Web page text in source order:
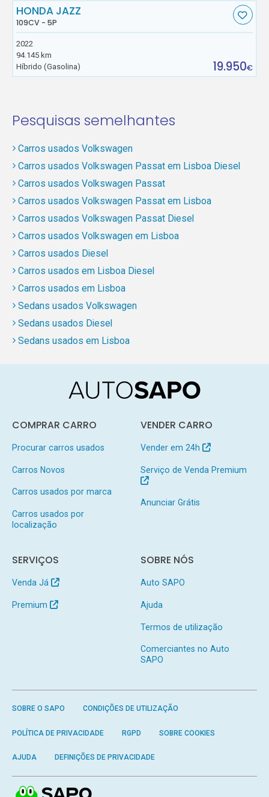
HONDA JAZZ
109CV - 5P
2022
94.145 km
Híbrido (Gasolina)
19.950€
Pesquisas semelhantes
Carros usados Volkswagen
Carros usados Volkswagen Passat em Lisboa Diesel
Carros usados Volkswagen Passat
Carros usados Volkswagen Passat em Lisboa
Carros usados Volkswagen Passat Diesel
Carros usados Volkswagen em Lisboa
Carros usados Diesel
Carros usados em Lisboa Diesel
Carros usados em Lisboa
Sedans usados Volkswagen
Sedans usados Diesel
Sedans usados em Lisboa
COMPRAR CARRO
Procurar carros usados
Carros Novos
Carros usados por marca
Carros usados por
localização
VENDER CARRO
Vender em 24h
Serviço de Venda Premium
Anunciar Grátis
SERVIÇOS
Venda Já
Premium
SOBRE NÓS
Auto SAPO
Ajuda
Termos de utilização
Comerciantes no Auto
SAPO
SOBRE O SAPO CONDIÇÕES DE UTILIZAÇÃO
POLÍTICA DE PRIVACIDADE RGPD SOBRE COOKIES
AJUDA DEFINIÇÕES DE PRIVACIDADE